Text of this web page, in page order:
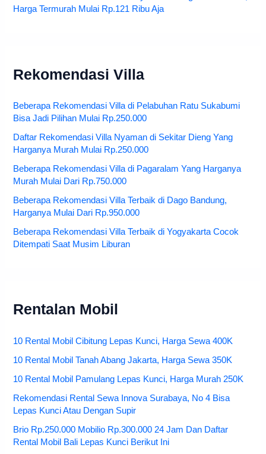
Harga Termurah Mulai Rp.121 Ribu Aja
Rekomendasi Villa
Beberapa Rekomendasi Villa di Pelabuhan Ratu Sukabumi
Bisa Jadi Pilihan Mulai Rp.250.000
Daftar Rekomendasi Villa Nyaman di Sekitar Dieng Yang
Harganya Murah Mulai Rp.250.000
Beberapa Rekomendasi Villa di Pagaralam Yang Harganya
Murah Mulai Dari Rp.750.000
Beberapa Rekomendasi Villa Terbaik di Dago Bandung,
Harganya Mulai Dari Rp.950.000
Beberapa Rekomendasi Villa Terbaik di Yogyakarta Cocok
Ditempati Saat Musim Liburan
Rentalan Mobil
10 Rental Mobil Cibitung Lepas Kunci, Harga Sewa 400K
10 Rental Mobil Tanah Abang Jakarta, Harga Sewa 350K
10 Rental Mobil Pamulang Lepas Kunci, Harga Murah 250K
Rekomendasi Rental Sewa Innova Surabaya, No 4 Bisa
Lepas Kunci Atau Dengan Supir
Brio Rp.250.000 Mobilio Rp.300.000 24 Jam Dan Daftar
Rental Mobil Bali Lepas Kunci Berikut Ini